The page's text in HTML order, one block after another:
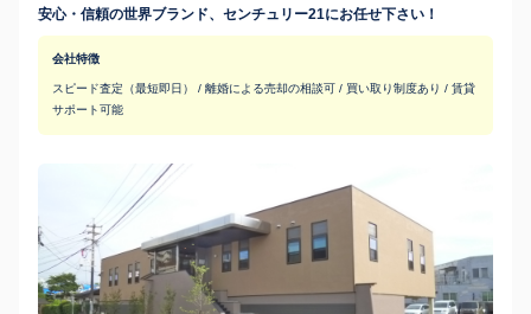
安心・信頼の世界ブランド、センチュリー21にお任せ下さい！
会社特徴
スピード査定（最短即日） / 離婚による売却の相談可 / 買い取り制度あり / 賃貸
サポート可能